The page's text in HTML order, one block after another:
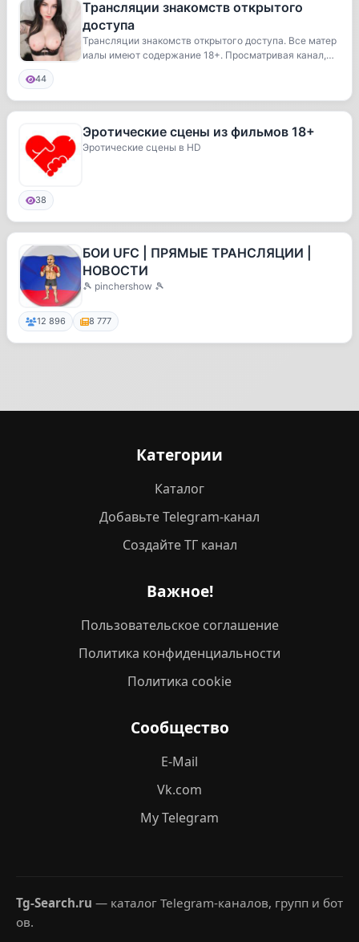
Трансляции знакомств открытого
доступа
Трансляции знакомств открытого доступа. Все матер
иалы имеют содержание 18+. Просматривая канал,
44
Эротические сцены из фильмов 18+
Эротические сцены в HD
38
БОИ UFC | ПРЯМЫЕ ТРАНСЛЯЦИИ |
НОВОСТИ
🎾 pinchershow 🎾
12 896 8 777
Категории
Каталог
Добавьте Telegram-канал
Создайте ТГ канал
Важное!
Пользовательское соглашение
Политика конфиденциальности
Политика cookie
Сообщество
E-Mail
Vk.com
My Telegram
Tg-Search.ru — каталог Telegram-каналов, групп и бот
ов.